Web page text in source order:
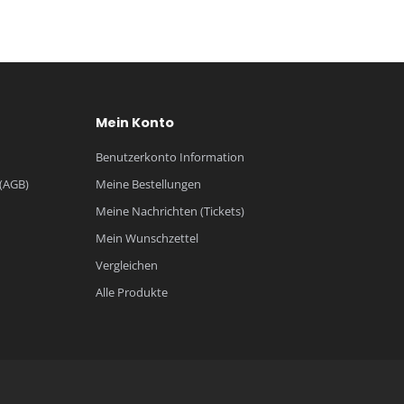
Mein Konto
Benutzerkonto Information
Meine Bestellungen
Meine Nachrichten (Tickets)
Mein Wunschzettel
Vergleichen
Alle Produkte